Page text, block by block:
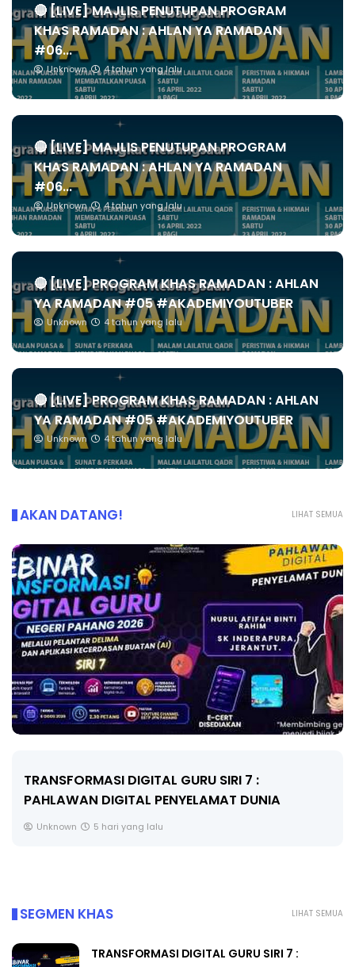
🔴 [LIVE] MAJLIS PENUTUPAN PROGRAM
KHAS RAMADAN : AHLAN YA RAMADAN
#06...
Unknown 4 tahun yang lalu
🔴 [LIVE] MAJLIS PENUTUPAN PROGRAM
KHAS RAMADAN : AHLAN YA RAMADAN
#06...
Unknown 4 tahun yang lalu
🔴 [LIVE] PROGRAM KHAS RAMADAN : AHLAN
YA RAMADAN #05 #AKADEMIYOUTUBER
Unknown 4 tahun yang lalu
🔴 [LIVE] PROGRAM KHAS RAMADAN : AHLAN
YA RAMADAN #05 #AKADEMIYOUTUBER
Unknown 4 tahun yang lalu
LIHAT SEMUA
AKAN DATANG!
MAJLIS ANUGERAH FFK (FESTIVAL LENSA
PENDIDIKAN - FLeP) 2026
Unknown 6 hari yang lalu
LIHAT SEMUA
SEGMEN KHAS
TRANSFORMASI DIGITAL GURU SIRI 7 :